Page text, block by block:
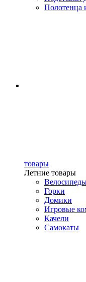
Полотенца
товары
Летние товары
Горки
Домики
Игровые
Качели
Самокаты